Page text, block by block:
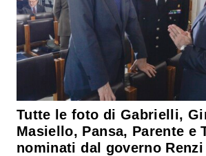
Tutte le foto di Gabrielli,
Masiello, Pansa, Parente e
nominati dal governo Renzi